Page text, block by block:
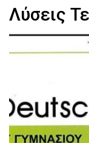
Λύσεις